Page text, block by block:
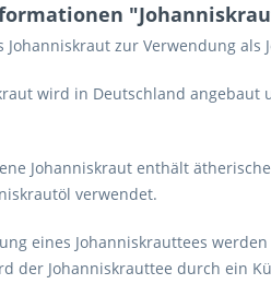
Johanniskraut zur Verwendung
wird in Deutschland
Johanniskraut enthält
verwendet.
eines Johanniskrauttees
der Johanniskrauttee durch ein